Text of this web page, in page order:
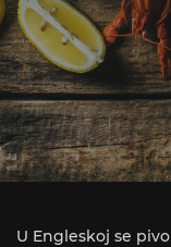
U Engleskoj se